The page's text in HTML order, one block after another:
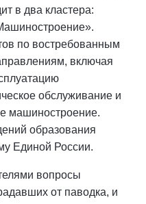
в два кластера:
по востребованным
включая
обслуживание и
машиностроение.
образования
Единой России.
вопросы
от паводка, и